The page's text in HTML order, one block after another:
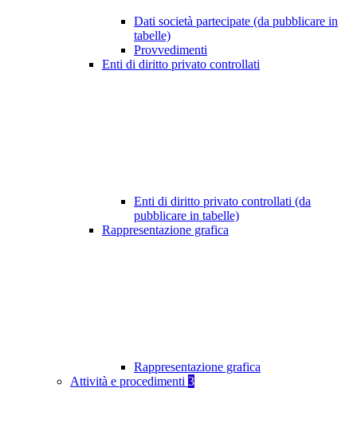
Dati società partecipate (da pubblicare in
tabelle)
Provvedimenti
Enti di diritto privato controllati
Enti di diritto privato controllati (da
pubblicare in tabelle)
Rappresentazione grafica
Rappresentazione grafica
Attività e procedimenti 3